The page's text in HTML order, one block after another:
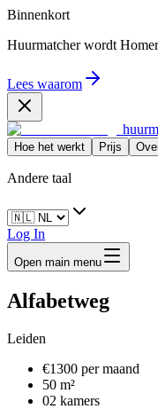
Binnenkort
Huurmatcher wordt
Lees waarom
Hoe het werkt Prijs
Andere taal
Log In
Open main menu
Alfabetweg
Leiden
€1300 per maand
50 m²
02 kamers